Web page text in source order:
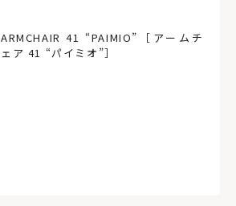
ARMCHAIR 41 “PAIMIO”［アームチ
ェア 41 “パイミオ”］